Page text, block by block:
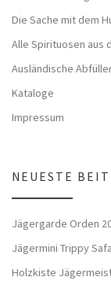
Die Sache mit dem
Alle Spirituosen aus
Ausländische
Kataloge
Impressum
NEUESTE
Jägergarde Orden
Jägermini Trippy
Holzkiste